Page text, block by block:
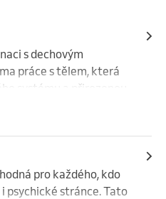
s dechovým
práce s tělem, která
systému a přirozenou
účinek ošetření,
napětí a vytvořit
i emoční úrovni.
pro každého, kdo
psychické stránce. Tato